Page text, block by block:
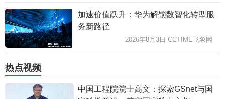
加速价值跃升：华为解锁数智化转型服
务新路径
2026年8月3日 CCTIME飞象网
热点视频
中国工程院院士高文：探索GSnet与国